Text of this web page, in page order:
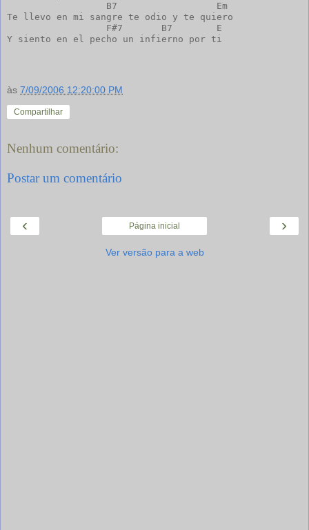
                  B7                  Em
Te llevo en mi sangre te odio y te quiero
                  F#7       B7        E
Y siento en el pecho un infierno por ti
às 7/09/2006 12:20:00 PM
Compartilhar
Nenhum comentário:
Postar um comentário
‹ ›
Página inicial
Ver versão para a web